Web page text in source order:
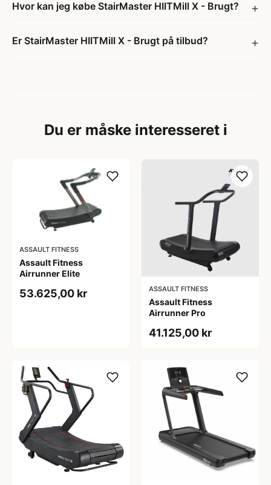
Hvor kan jeg købe StairMaster HIITMill X - Brugt?
Er StairMaster HIITMill X - Brugt på tilbud?
Du er måske interesseret i
ASSAULT FITNESS
Assault Fitness
Airrunner Elite
53.625,00 kr ASSAULT FITNESS
Assault Fitness
Airrunner Pro
41.125,00 kr